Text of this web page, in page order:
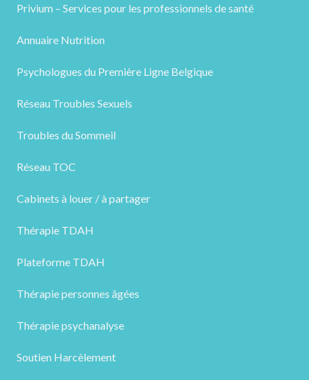
Privium – Services pour les professionnels de santé
Annuaire Nutrition
Psychologues du Première Ligne Belgique
Réseau Troubles Sexuels
Troubles du Sommeil
Réseau TOC
Cabinets à louer / à partager
Thérapie TDAH
Plateforme TDAH
Thérapie personnes âgées
Thérapie psychanalyse
Soutien Harcèlement